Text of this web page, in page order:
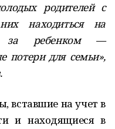
родителей с
находиться на
за ребенком —
потери для семьи»,
вставшие на учет в
и находящиеся в